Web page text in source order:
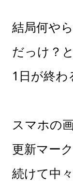
結局何や
だっけ？と
1日が終わ
スマホの
更新マー
続けて中